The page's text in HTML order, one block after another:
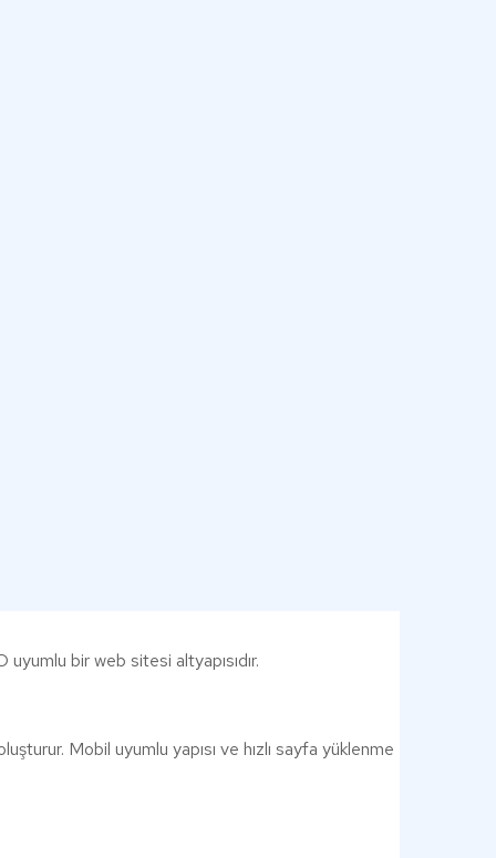
bir web sitesi altyapısıdır.
Mobil uyumlu yapısı ve hızlı sayfa yüklenme